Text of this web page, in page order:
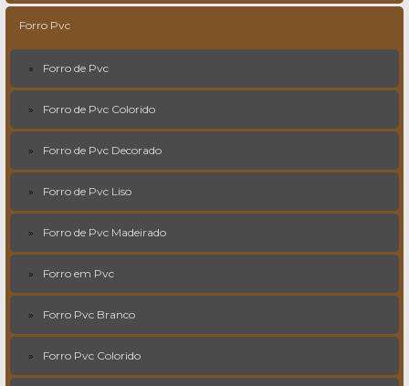
Forro Pvc
Forro de Pvc
Forro de Pvc Colorido
Forro de Pvc Decorado
Forro de Pvc Liso
Forro de Pvc Madeirado
Forro em Pvc
Forro Pvc Branco
Forro Pvc Colorido